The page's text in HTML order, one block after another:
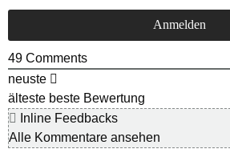
49 Comments
neuste
älteste beste Bewertung
Inline Feedbacks
Alle Kommentare ansehen